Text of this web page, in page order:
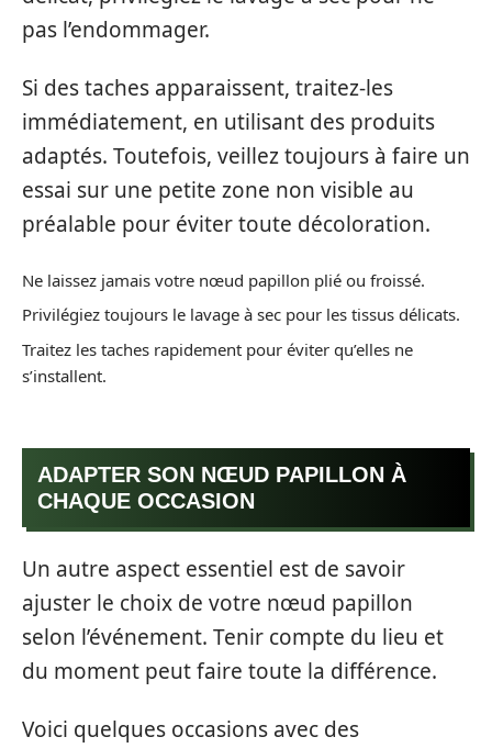
pas l’endommager.
Si des taches apparaissent, traitez-les
immédiatement, en utilisant des produits
adaptés. Toutefois, veillez toujours à faire un
essai sur une petite zone non visible au
préalable pour éviter toute décoloration.
Ne laissez jamais votre nœud papillon plié ou froissé.
Privilégiez toujours le lavage à sec pour les tissus délicats.
Traitez les taches rapidement pour éviter qu’elles ne
s’installent.
ADAPTER SON NŒUD PAPILLON À
CHAQUE OCCASION
Un autre aspect essentiel est de savoir
ajuster le choix de votre nœud papillon
selon l’événement. Tenir compte du lieu et
du moment peut faire toute la différence.
Voici quelques occasions avec des